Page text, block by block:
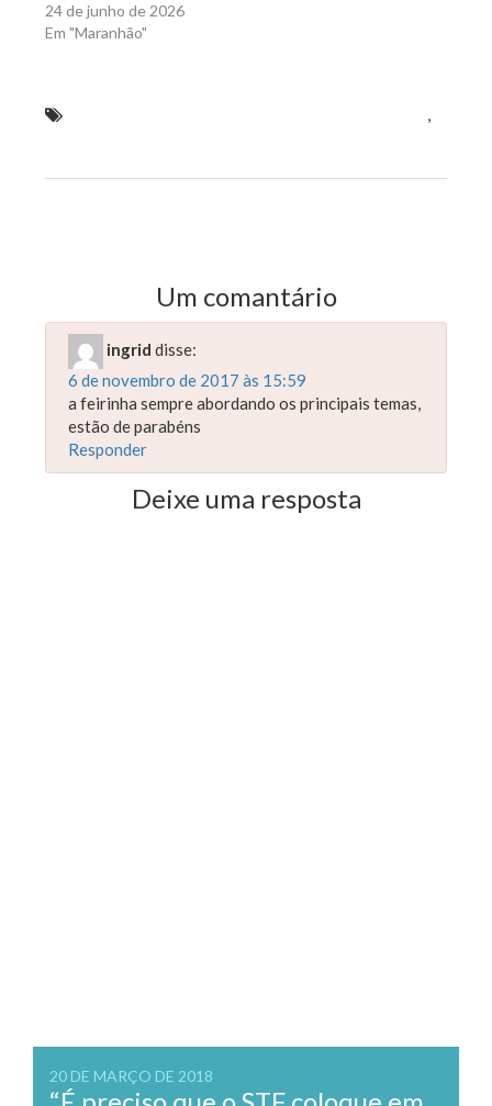
24 de junho de 2026
Em "Maranhão"
,
Um comantário
ingrid disse:
6 de novembro de 2017 às 15:59
a feirinha sempre abordando os principais temas,
estão de parabéns
Responder
Deixe uma resposta
20 DE MARÇO DE 2018